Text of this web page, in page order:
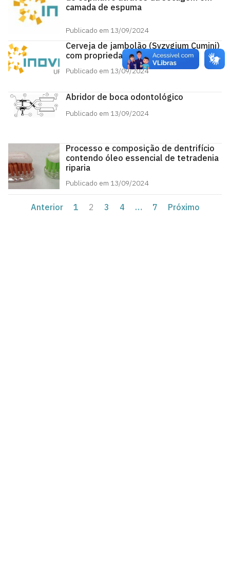
camada de espuma
Publicado em 13/09/2024
Cerveja de jambolão (Syzygium Cumini)
com propriedade antioxidante
Publicado em 13/09/2024
Abridor de boca odontológico
Publicado em 13/09/2024
Processo e composição de dentrifício
contendo óleo essencial de tetradenia
riparia
Publicado em 13/09/2024
Anterior 1 2 3 4 … 7 Próximo